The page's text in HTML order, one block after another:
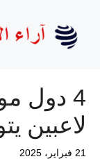
المحتوى
4 دول
لاعبين
21 فبراير، 2025